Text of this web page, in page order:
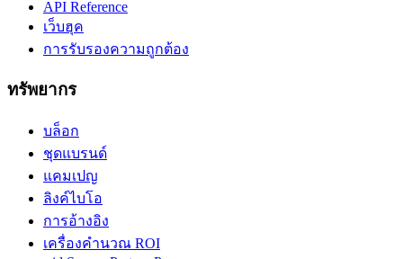
API Reference
เว็บฮุค
การรับรองความถูกต้อง
ทรัพยากร
บล็อก
ชุดแบรนด์
แคมเปญ
ลิงค์ไบโอ
การอ้างอิง
เครื่องคำนวณ ROI